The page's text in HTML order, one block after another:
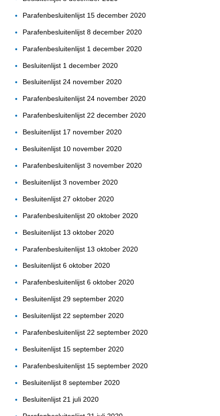
Parafenbesluitenlijst 15 december 2020
Parafenbesluitenlijst 8 december 2020
Parafenbesluitenlijst 1 december 2020
Besluitenlijst 1 december 2020
Besluitenlijst 24 november 2020
Parafenbesluitenlijst 24 november 2020
Parafenbesluitenlijst 22 december 2020
Besluitenlijst 17 november 2020
Besluitenlijst 10 november 2020
Parafenbesluitenlijst 3 november 2020
Besluitenlijst 3 november 2020
Besluitenlijst 27 oktober 2020
Parafenbesluitenlijst 20 oktober 2020
Besluitenlijst 13 oktober 2020
Parafenbesluitenlijst 13 oktober 2020
Besluitenlijst 6 oktober 2020
Parafenbesluitenlijst 6 oktober 2020
Besluitenlijst 29 september 2020
Besluitenlijst 22 september 2020
Parafenbesluitenlijst 22 september 2020
Besluitenlijst 15 september 2020
Parafenbesluitenlijst 15 september 2020
Besluitenlijst 8 september 2020
Besluitenlijst 21 juli 2020